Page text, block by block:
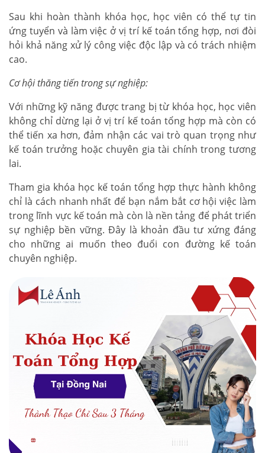
Sau khi hoàn thành khóa học, học viên có thể tự tin
ứng tuyển và làm việc ở vị trí kế toán tổng hợp, nơi đòi
hỏi khả năng xử lý công việc độc lập và có trách nhiệm
cao.
Cơ hội thăng tiến trong sự nghiệp:
Với những kỹ năng được trang bị từ khóa học, học viên
không chỉ dừng lại ở vị trí kế toán tổng hợp mà còn có
thể tiến xa hơn, đảm nhận các vai trò quan trọng như
kế toán trưởng hoặc chuyên gia tài chính trong tương
lai.
Tham gia khóa học kế toán tổng hợp thực hành không
chỉ là cách nhanh nhất để bạn nắm bắt cơ hội việc làm
trong lĩnh vực kế toán mà còn là nền tảng để phát triển
sự nghiệp bền vững. Đây là khoản đầu tư xứng đáng
cho những ai muốn theo đuổi con đường kế toán
chuyên nghiệp.